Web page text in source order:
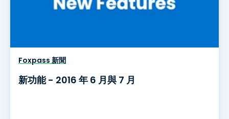
Foxpass 新聞
新功能 - 2016 年 6 月與 7 月